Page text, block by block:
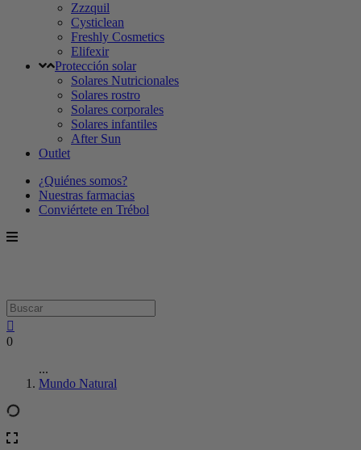
Zzzquil
Cysticlean
Freshly Cosmetics
Elifexir
Protección solar
Solares Nutricionales
Solares rostro
Solares corporales
Solares infantiles
After Sun
Outlet
¿Quiénes somos?
Nuestras farmacias
Conviértete en Trébol
0
...
Mundo Natural